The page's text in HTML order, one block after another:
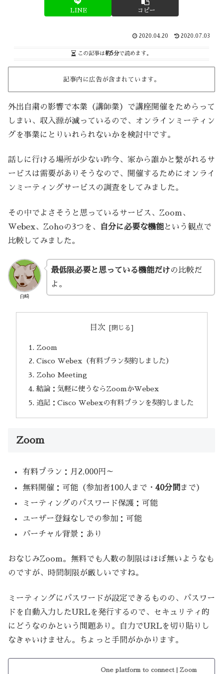
LINE コピー
2020.04.20 2020.07.03
この記事は約5分で読めます。
記事内に広告が含まれています。
外出自粛の影響で本業（講師業）で講座開催をためらって
しまい、収入源が減っているので、オンラインミーティン
グを事業にとりいれられないかを検討中です。
話しに行ける場所が少ない昨今、家から誰かと繫がれるサ
ービスは需要がありそうなので、開催するためにオンライ
ンミーティングサービスの調査をしてみました。
その中でよさそうと思っているサービス、Zoom、
Webex、Zohoの3つを、
自分に必要な機能という観点で
比較してみました。
白崎
最低限必要と思っている機能だけの比較だ
よ。
目次
Zoom
Cisco Webex（有料プラン契約しました）
Zoho Meeting
結論：気軽に使うならZoomかWebex
追記：Cisco Webexの有料プランを契約しました
Zoom
有料プラン：月2,000円～
無料開催：可能（参加者100人まで・40分間 まで）
ミーティングのパスワード保護：可能
ユーザー登録なしでの参加：可能
バーチャル背景：あり
おなじみZoom。無料でも人数の制限はほぼ無いようなも
のですが、時間制限が厳しいですね。
ミーティングにパスワードが設定できるものの、パスワー
ドを自動入力したURLを発行するので、セキュリティ的
にどうなのかという問題あり。自力でURLを切り貼りし
なきゃいけません。ちょっと手間がかかります。
One platform to connect | Zoom